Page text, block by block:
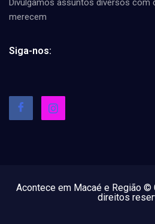
Divulgamos assuntos diversos
merecem
Siga-nos:
Acontece em Macaé e Região ©
direitos